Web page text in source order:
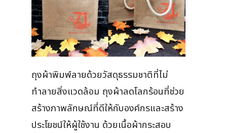
ถุงผ้าพิมพ์ลายด้วยวัสดุธรรมชาติที่ไม่
ทำลายสิ่งแวดล้อม ถุงผ้าลดโลกร้อนที่ช่วย
สร้างภาพลักษณ์ที่ดีให้กับองค์กรและสร้าง
ประโยชน์ให้ผู้ใช้งาน ด้วยเนื้อผ้ากระสอบ